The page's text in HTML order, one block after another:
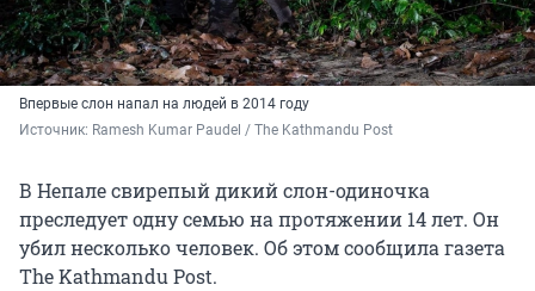
Впервые слон напал на людей в 2014 году
Источник: Ramesh Kumar Paudel / The Kathmandu Post
В Непале свирепый дикий слон-одиночка
преследует одну семью на протяжении 14 лет. Он
убил несколько человек. Об этом сообщила газета
The Kathmandu Post.